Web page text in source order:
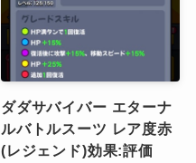
ダダサバイバー エターナ
ルバトルスーツ レア度赤
(レジェンド)効果:評価